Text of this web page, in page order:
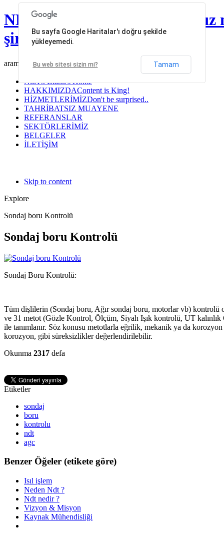
NDT Mühendislik |
şirketleri
arama...
NdtT3 Blank's Home
HAKKIMIZDAContent is King!
HİZMETLERİMİZDon't be surprised..
TAHRİBATSIZ MUAYENE
REFERANSLAR
SEKTÖRLERİMİZ
BELGELER
İLETİŞİM
Skip to content
Explore
Sondaj boru Kontrolü
Sondaj boru Kontrolü
Sondaj Boru Kontrolü:
Tüm dişlilerin (Sondaj boru, Ağır sondaj boru, motorlar vb)
ve 31 metot (Gözle Kontrol, Ölçüm, Siyah Işık kontrolü, UT
ile tanımlanır. Söz konusu metotlarla eğrilik, mekanik ya da korozyon
korozyon, gibi süreksizlikler değerlendirilebilir.
Okunma 2317 defa
Etiketler
sondaj
boru
kontrolu
ndt
agc
Benzer Öğeler (etikete göre)
Isıl işlem
Neden Ndt ?
Ndt nedir ?
Vizyon & Misyon
Kaynak Mühendisliği
Bu sayfa Google Haritalar'ı doğru şekilde
yükleyemedi.
Bu web sitesi sizin mi? Tamam